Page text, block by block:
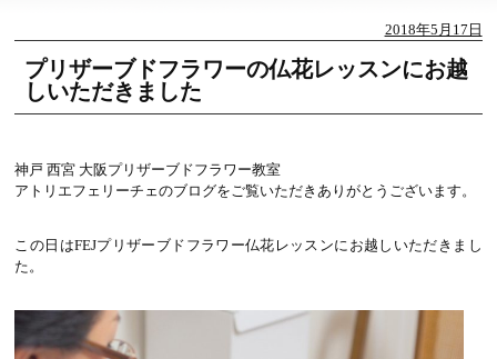
2018年5月17日
プリザーブドフラワーの仏花レッスンにお越
しいただきました
神戸 西宮 大阪プリザーブドフラワー教室
アトリエフェリーチェのブログをご覧いただきありがとうございます。
この日はFEJプリザーブドフラワー仏花レッスンにお越しいただきまし
た。